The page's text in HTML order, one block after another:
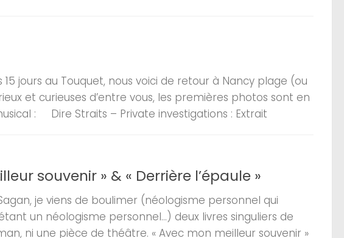
jours au Touquet, nous voici de retour à Nancy plage (ou
et curieuses d’entre vous, les premières photos sont en
: Dire Straits – Private investigations : Extrait
souvenir » & « Derrière l’épaule »
je viens de boulimer (néologisme personnel qui
un néologisme personnel…) deux livres singuliers de
ni une pièce de théâtre. « Avec mon meilleur souvenir »